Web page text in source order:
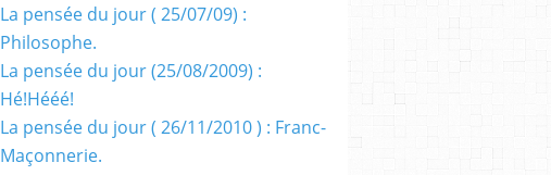
La pensée du jour ( 25/07/09) :
Philosophe.
La pensée du jour (25/08/2009) :
Hé!Hééé!
La pensée du jour ( 26/11/2010 ) : Franc-
Maçonnerie.